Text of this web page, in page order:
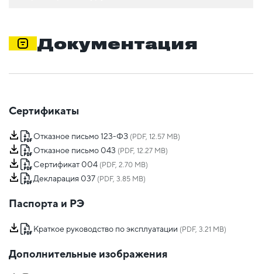
Документация
Сертификаты
Отказное письмо 123-ФЗ (PDF, 12.57 MB)
Отказное письмо 043 (PDF, 12.27 MB)
Сертификат 004 (PDF, 2.70 MB)
Декларация 037 (PDF, 3.85 MB)
Паспорта и РЭ
Краткое руководство по эксплуатации (PDF, 3.21 MB)
Дополнительные изображения